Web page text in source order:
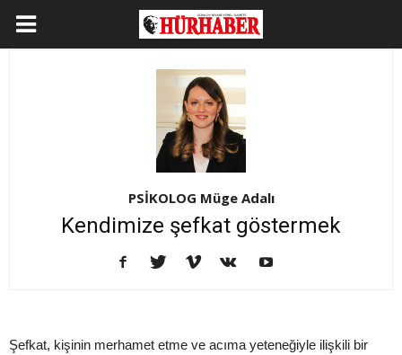
PSİKOLOG Müge Adalı
Kendimize şefkat göstermek
Şefkat, kişinin merhamet etme ve acıma yeteneğiyle ilişkili bir